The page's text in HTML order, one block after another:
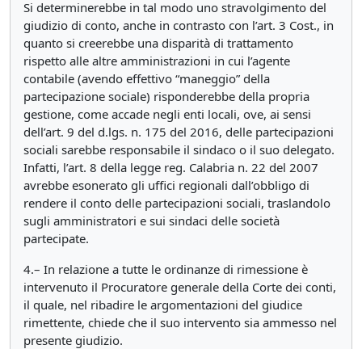
Si determinerebbe in tal modo uno stravolgimento del
giudizio di conto, anche in contrasto con l’art. 3 Cost., in
quanto si creerebbe una disparità di trattamento
rispetto alle altre amministrazioni in cui l’agente
contabile (avendo effettivo “maneggio” della
partecipazione sociale) risponderebbe della propria
gestione, come accade negli enti locali, ove, ai sensi
dell’art. 9 del d.lgs. n. 175 del 2016, delle partecipazioni
sociali sarebbe responsabile il sindaco o il suo delegato.
Infatti, l’art. 8 della legge reg. Calabria n. 22 del 2007
avrebbe esonerato gli uffici regionali dall’obbligo di
rendere il conto delle partecipazioni sociali, traslandolo
sugli amministratori e sui sindaci delle società
partecipate.
4.– In relazione a tutte le ordinanze di rimessione è
intervenuto il Procuratore generale della Corte dei conti,
il quale, nel ribadire le argomentazioni del giudice
rimettente, chiede che il suo intervento sia ammesso nel
presente giudizio.